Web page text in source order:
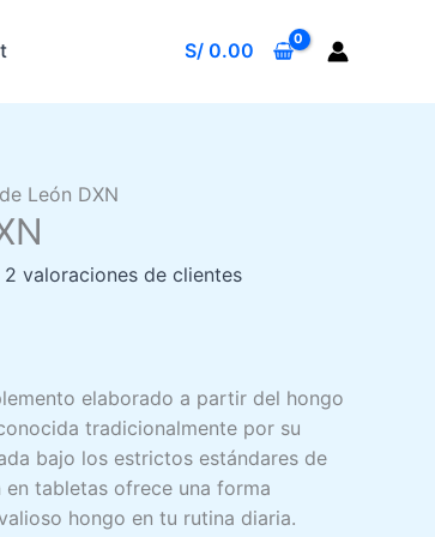
S/0.00
León DXN
2 valoraciones de clientes
elaborado a partir del hongo
tradicionalmente por su
bajo los estrictos estándares de
tabletas ofrece una forma
hongo en tu rutina diaria.